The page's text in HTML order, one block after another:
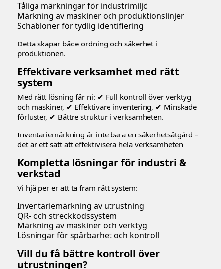
Tåliga märkningar för industrimiljö
Märkning av maskiner och produktionslinjer
Schabloner för tydlig identifiering
Detta skapar både ordning och säkerhet i
produktionen.
Effektivare verksamhet med rätt
system
Med rätt lösning får ni: ✔ Full kontroll över verktyg
och maskiner, ✔ Effektivare inventering, ✔ Minskade
förluster, ✔ Bättre struktur i verksamheten.
Inventariemärkning är inte bara en säkerhetsåtgärd –
det är ett sätt att effektivisera hela verksamheten.
Kompletta lösningar för industri &
verkstad
Vi hjälper er att ta fram rätt system:
Inventariemärkning av utrustning
QR- och streckkodssystem
Märkning av maskiner och verktyg
Lösningar för spårbarhet och kontroll
Vill du få bättre kontroll över
utrustningen?